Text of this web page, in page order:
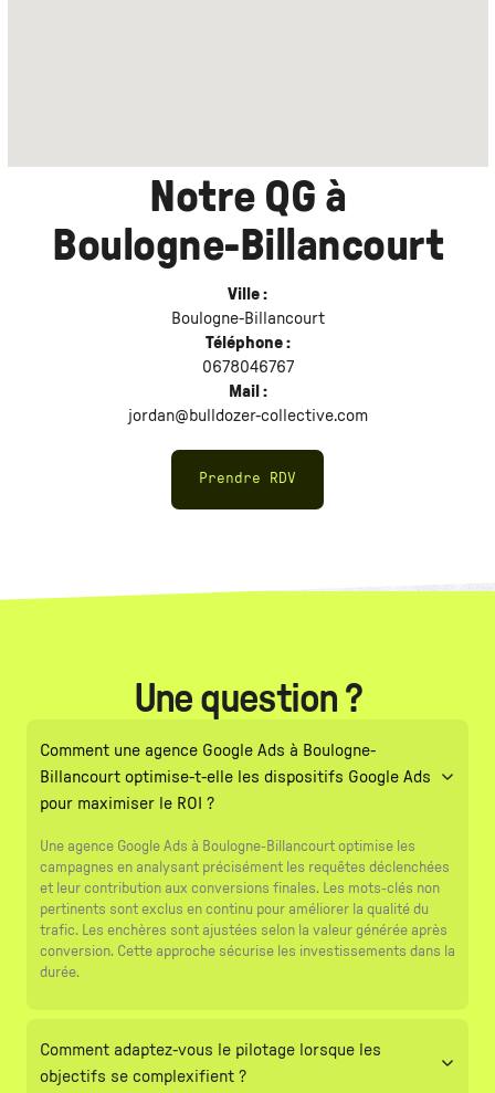
Notre QG à
Boulogne-Billancourt
Ville :
Boulogne-Billancourt
Téléphone :
0678046767
Mail :
jordan@bulldozer-collective.com
Prendre RDV
Une question ?
Comment une agence Google Ads à Boulogne-
Billancourt optimise-t-elle les dispositifs Google Ads
pour maximiser le ROI ?
Une agence Google Ads à Boulogne-Billancourt optimise les
campagnes en analysant précisément les requêtes déclenchées
et leur contribution aux conversions finales. Les mots-clés non
pertinents sont exclus en continu pour améliorer la qualité du
trafic. Les enchères sont ajustées selon la valeur générée après
conversion. Cette approche sécurise les investissements dans la
durée.
Comment adaptez-vous le pilotage lorsque les
objectifs se complexifient ?